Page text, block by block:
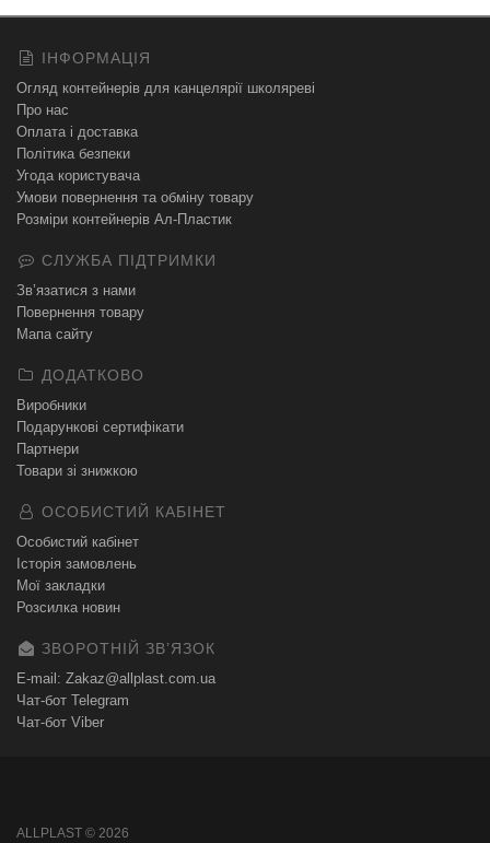
ІНФОРМАЦІЯ
Огляд контейнерів для канцелярії школяреві
Про нас
Оплата і доставка
Політика безпеки
Угода користувача
Умови повернення та обміну товару
Розміри контейнерів Ал-Пластик
СЛУЖБА ПІДТРИМКИ
Зв’язатися з нами
Повернення товару
Мапа сайту
ДОДАТКОВО
Виробники
Подарункові сертифікати
Партнери
Товари зі знижкою
ОСОБИСТИЙ КАБІНЕТ
Особистий кабінет
Історія замовлень
Мої закладки
Розсилка новин
ЗВОРОТНІЙ ЗВʼЯЗОК
E-mail: Zakaz@allplast.com.ua
Чат-бот Telegram
Чат-бот Viber
ALLPLAST © 2026